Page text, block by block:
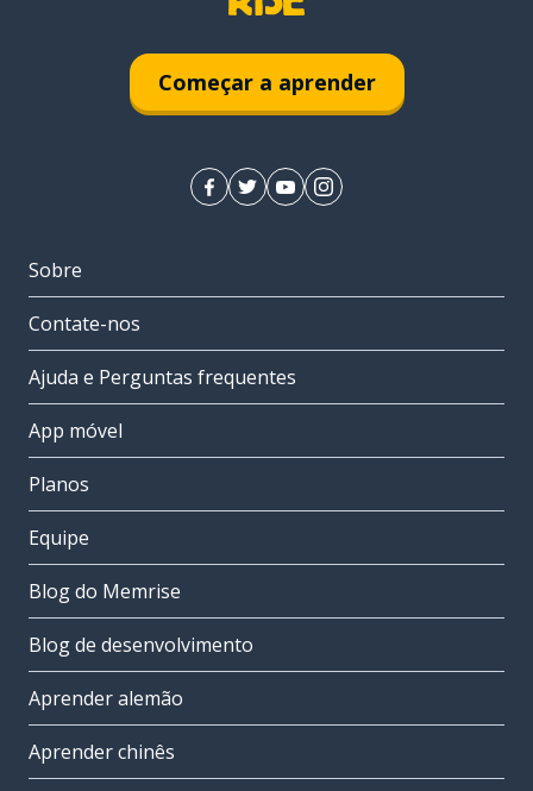
Começar a aprender
Sobre
Contate-nos
Ajuda e Perguntas frequentes
App móvel
Planos
Equipe
Blog do Memrise
Blog de desenvolvimento
Aprender alemão
Aprender chinês